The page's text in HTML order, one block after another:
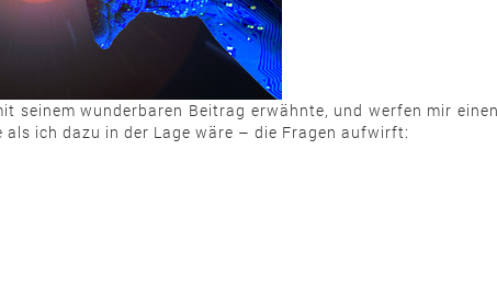
seinem wunderbaren Beitrag erwähnte, und werfen mir
ich dazu in der Lage wäre – die Fragen aufwirft: